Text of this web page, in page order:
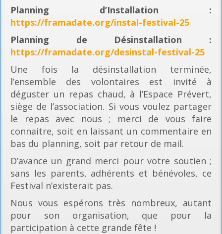
Planning d’Installation :
https://framadate.org/instal-festival-25
Planning de Désinstallation :
https://framadate.org/desinstal-festival-25
Une fois la désinstallation terminée,
l’ensemble des volontaires est invité à
déguster un repas chaud, à l’Espace Prévert,
siège de l’association. Si vous voulez partager
le repas avec nous ; merci de vous faire
connaitre, soit en laissant un commentaire en
bas du planning, soit par retour de mail.
D’avance un grand merci pour votre soutien ;
sans les parents, adhérents et bénévoles, ce
Festival n’existerait pas.
Nous vous espérons très nombreux, autant
pour son organisation, que pour la
participation à cette grande fête !